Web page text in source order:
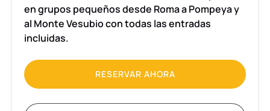
en grupos pequeños desde Roma a Pompeya y
al Monte Vesubio con todas las entradas
incluidas.
RESERVAR AHORA